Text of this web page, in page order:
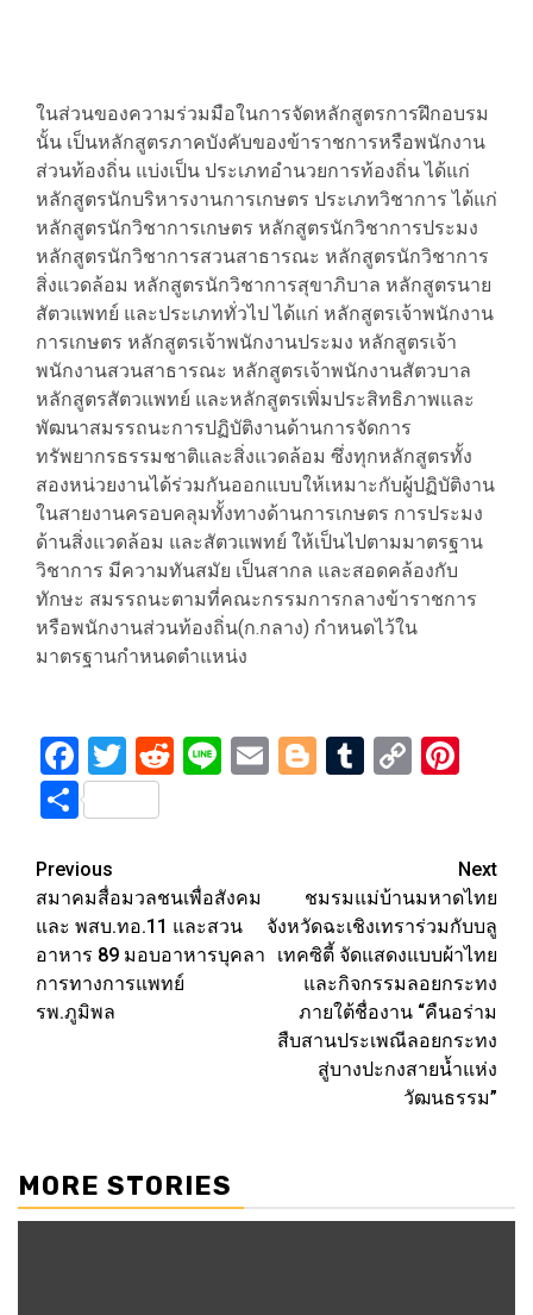
​ในส่วนของความร่วมมือในการจัดหลักสูตรการฝึกอบรม
นั้น เป็นหลักสูตรภาคบังคับของข้าราชการหรือพนักงาน
ส่วนท้องถิ่น แบ่งเป็น ประเภทอำนวยการท้องถิ่น ได้แก่
หลักสูตรนักบริหารงานการเกษตร ประเภทวิชาการ ได้แก่
หลักสูตรนักวิชาการเกษตร หลักสูตรนักวิชาการประมง
หลักสูตรนักวิชาการสวนสาธารณะ หลักสูตรนักวิชาการ
สิ่งแวดล้อม หลักสูตรนักวิชาการสุขาภิบาล หลักสูตรนาย
สัตวแพทย์ และประเภททั่วไป ได้แก่ หลักสูตรเจ้าพนักงาน
การเกษตร หลักสูตรเจ้าพนักงานประมง หลักสูตรเจ้า
พนักงานสวนสาธารณะ หลักสูตรเจ้าพนักงานสัตวบาล
หลักสูตรสัตวแพทย์ และหลักสูตรเพิ่มประสิทธิภาพและ
พัฒนาสมรรถนะการปฏิบัติงานด้านการจัดการ
ทรัพยากรธรรมชาติและสิ่งแวดล้อม ซึ่งทุกหลักสูตรทั้ง
สองหน่วยงานได้ร่วมกันออกแบบให้เหมาะกับผู้ปฏิบัติงาน
ในสายงานครอบคลุมทั้งทางด้านการเกษตร การประมง
ด้านสิ่งแวดล้อม และสัตวแพทย์ ให้เป็นไปตามมาตรฐาน
วิชาการ มีความทันสมัย เป็นสากล และสอดคล้องกับ
ทักษะ สมรรถนะตามที่คณะกรรมการกลางข้าราชการ
หรือพนักงานส่วนท้องถิ่น(ก.กลาง) กำหนดไว้ใน
มาตรฐานกำหนดตำแหน่ง
Facebook
Twitter
Reddit
LineEmailBlogger
Tumblr
Copy
Share
Post
navigation
Previous
สมาคมสื่อมวลชนเพื่อสังคม
และ พสบ.ทอ.11 และสวน
อาหาร 89 มอบอาหารบุคลา
การทางการแพทย์
รพ.ภูมิพล
Next
ชมรมแม่บ้านมหาดไทย
จังหวัดฉะเชิงเทราร่วมกับบลู
เทคซิตี้ จัดแสดงแบบผ้าไทย
และกิจกรรมลอยกระทง
ภายใต้ชื่องาน “คืนอร่าม
สืบสานประเพณีลอยกระทง
สู่บางปะกงสายน้ำแห่ง
วัฒนธรรม”
MORE STORIES